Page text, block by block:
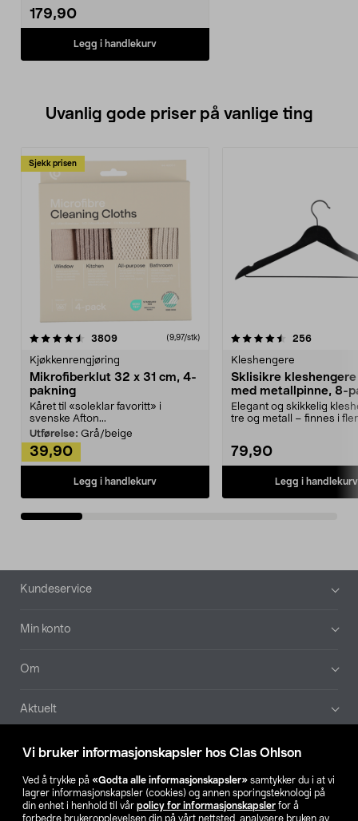
Vi bruker informasjonskapsler hos Clas Ohlson
Ved å trykke på «Godta alle informasjonskapsler» samtykker du i at vi
lagrer informasjonskapsler (cookies) og annen sporingsteknologi på
din enhet i henhold til vår policy for informasjonskapsler for å
forbedre brukeropplevelsen din på vårt nettsted, analysere bruken av
179,90
Legg i handlekurv
Uvanlig gode priser på vanlige ting
Sjekk prisen
3809anmeldelser(9,97/stk)
Kjøkkenrengjøring
Mikrofiberklut 32 x 31 cm, 4-
pakning
Kåret til «soleklar favoritt» i
svenske Afton...
Utførelse: Grå/beige
39,90
Legg i handlekurv
4.5av 5 stjerner 256
Kleshengere
Sklisikre
med metallpinne, 8-
Elegant og skikkelig
tre og metall – finnes i
79,90
Legg i handlekurv
4.5av 5 stjerner
Bunntekst
Kundeservice
Min konto
Om
Aktuelt
Våre selskaper
Finn din butikk